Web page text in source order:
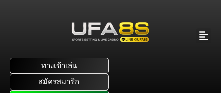
ทางเข้าเล่น
สมัครสมาชิก